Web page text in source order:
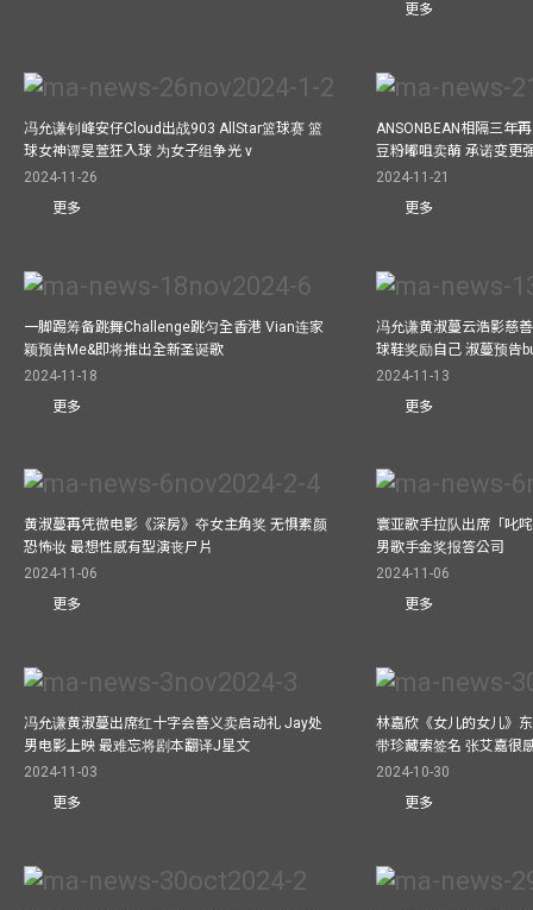
更多
冯允谦钊峰安仔Cloud出战903 AllStar篮球赛 篮
球女神谭旻萱狂入球 为女子组争光 v
2024-11-26
更多
ANSONBEAN相隔三年
豆粉嘟咀卖萌 承诺变更
2024-11-21
更多
一脚踢筹备跳舞Challenge跳匀全香港 Vian连家
颖预告Me&即将推出全新圣诞歌
2024-11-18
更多
冯允谦黄淑蔓云浩影慈
球鞋奖励自己 淑蔓预告
2024-11-13
更多
黄淑蔓再凭微电影《深房》夺女主角奖 无惧素颜
恐怖妆 最想性感有型演丧尸片
2024-11-06
更多
寰亚歌手拉队出席「叱
男歌手金奖报答公司
2024-11-06
更多
冯允谦黄淑蔓出席红十字会善义卖启动礼 Jay处
男电影上映 最难忘将剧本翻译J星文
2024-11-03
更多
林嘉欣《女儿的女儿》
带珍藏索签名 张艾嘉很
2024-10-30
更多